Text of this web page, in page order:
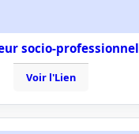
socio-professionnel
Voir l'Lien